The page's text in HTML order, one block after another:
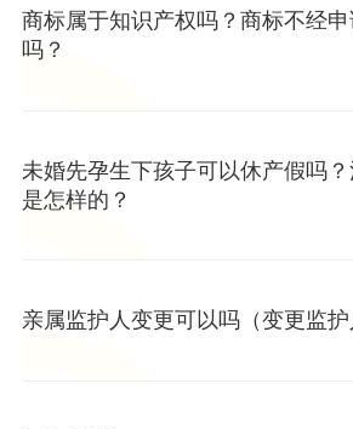
商标属于知识产权吗？商标不经
吗？
未婚先孕生下孩子可以休产假吗
是怎样的？
亲属监护人变更可以吗（变更监护